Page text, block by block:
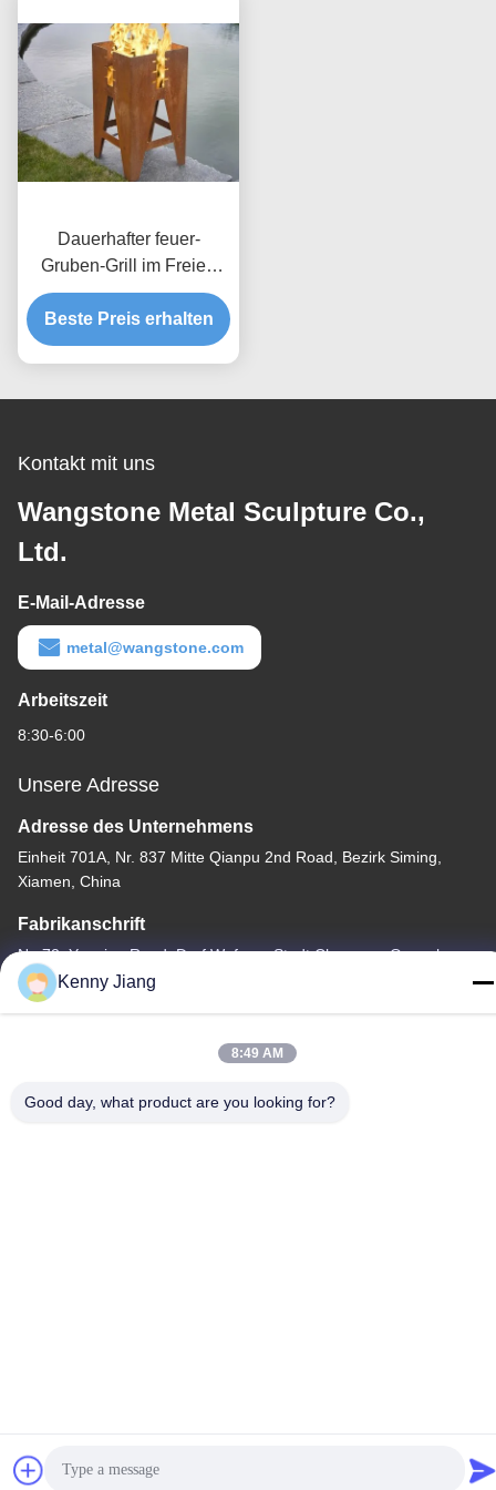
Dauerhafter feuer-
Gruben-Grill im Freien
kundengebundene Größe
Corten Stahlverfügbar
Beste Preis erhalten
Kontakt mit uns
Wangstone Metal Sculpture Co.,
Ltd.
E-Mail-Adresse
metal@wangstone.com
Arbeitszeit
8:30-6:00
Unsere Adresse
Adresse des Unternehmens
Einheit 701A, Nr. 837 Mitte Qianpu 2nd Road, Bezirk Siming,
Xiamen, China
Fabrikanschrift
Nr. 72, Yongjun Road, Dorf Wufeng, Stadt Chongwu, Quanzhou,
Fujian, China
Kenny Jiang
8:49 AM
Good day, what product are you looking for?